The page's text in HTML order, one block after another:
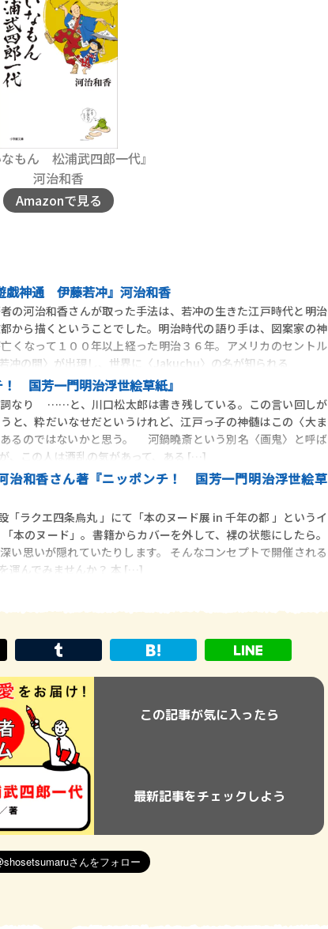
もん 松浦武四郎一代』
河治和香
Amazonで見る
神通 伊藤若冲』河治和香
河治和香さんが取った手法は、若冲の生きた江戸時代と明治
から描くということでした。明治時代の語り手は、図案家の神
くなって１００年以上経った明治３６年。アメリカのセントル
冲の間〉が出現し、世界に〈Jakuchu〉の名が知られる
国芳一門明治浮世絵草紙』
詞なり ……と、川口松太郎は書き残している。この言い回しが
と、粋だいなせだというけれど、江戸っ子の神髄はこの〈大ま
るのではないかと思う。 河鍋曉斎という別名〈画鬼〉と呼ば
、この人は酒乱の気があって、ある […]
治和香さん著『ニッポンチ！ 国芳一門明治浮世絵草
「ラクエ四条烏丸 」にて「本のヌード展 in 千年の都 」というイ
本のヌード」。書籍からカバーを外して、裸の状態にしたら。
い思いが隠れていたりします。 そんなコンセプトで開催される
運んでみませんか？ 本 […]
この記事が気に入ったら
最新記事をチェックしよう